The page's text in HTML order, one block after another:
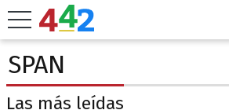
SPAN
Las más leídas